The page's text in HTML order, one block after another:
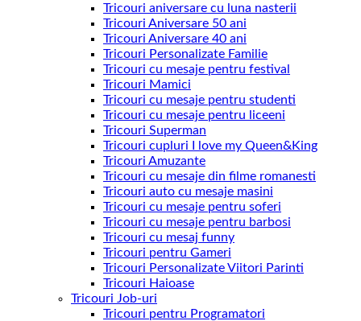
Tricouri aniversare cu luna nasterii
Tricouri Aniversare 50 ani
Tricouri Aniversare 40 ani
Tricouri Personalizate Familie
Tricouri cu mesaje pentru festival
Tricouri Mamici
Tricouri cu mesaje pentru studenti
Tricouri cu mesaje pentru liceeni
Tricouri Superman
Tricouri cupluri I love my Queen&King
Tricouri Amuzante
Tricouri cu mesaje din filme romanesti
Tricouri auto cu mesaje masini
Tricouri cu mesaje pentru soferi
Tricouri cu mesaje pentru barbosi
Tricouri cu mesaj funny
Tricouri pentru Gameri
Tricouri Personalizate Viitori Parinti
Tricouri Haioase
Tricouri Job-uri
Tricouri pentru Programatori